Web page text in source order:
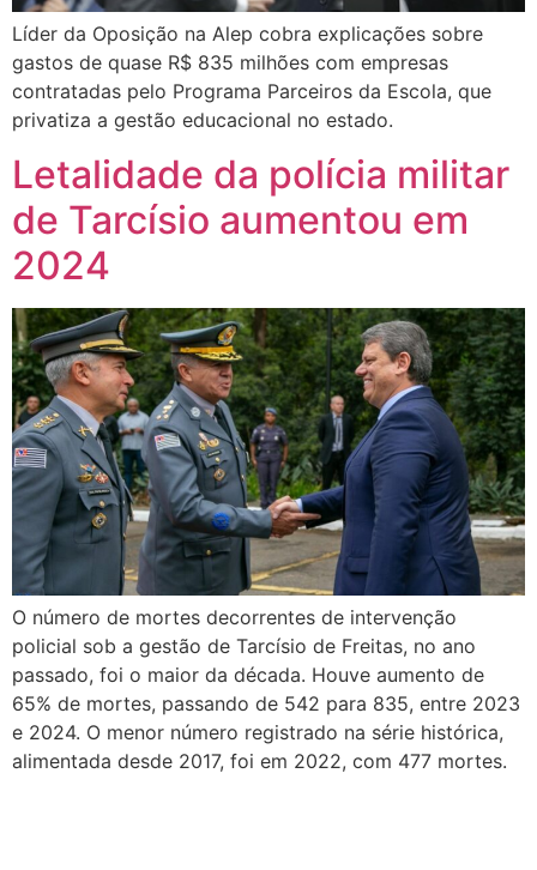
Líder da Oposição na Alep cobra explicações sobre
gastos de quase R$ 835 milhões com empresas
contratadas pelo Programa Parceiros da Escola, que
privatiza a gestão educacional no estado.
Letalidade da polícia militar
de Tarcísio aumentou em
2024
O número de mortes decorrentes de intervenção
policial sob a gestão de Tarcísio de Freitas, no ano
passado, foi o maior da década. Houve aumento de
65% de mortes, passando de 542 para 835, entre 2023
e 2024. O menor número registrado na série histórica,
alimentada desde 2017, foi em 2022, com 477 mortes.